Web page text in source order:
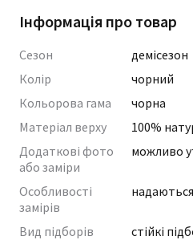
Інформація про товар
Сезон
демісезон
Колір
чорний
Кольорова гама
чорна
Матеріал верху
100%
Додаткові фото
або заміри
можливо
Особливості
замірів
надаються
Вид підборів
стійкі